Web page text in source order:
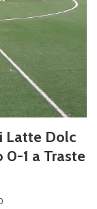
Latte Dolc
0-1 a Traste